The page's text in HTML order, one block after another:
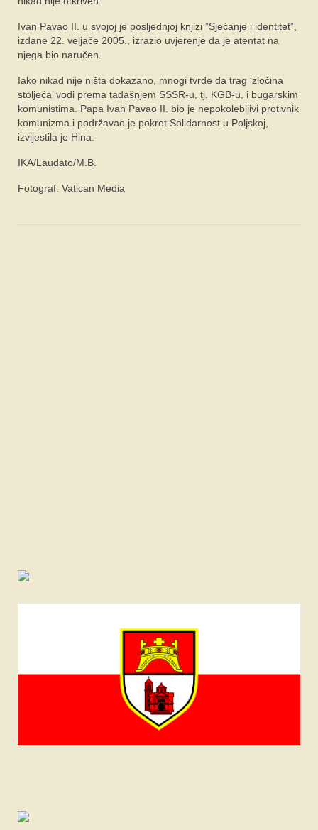
Ivan Pavao II. u svojoj je posljednjoj knjizi ”Sjećanje i identitet”,
izdane 22. veljače 2005., izrazio uvjerenje da je atentat na
njega bio naručen.
Iako nikad nije ništa dokazano, mnogi tvrde da trag ‘zločina
stoljeća’ vodi prema tadašnjem SSSR-u, tj. KGB-u, i bugarskim
komunistima. Papa Ivan Pavao II. bio je nepokolebljivi protivnik
komunizma i podržavao je pokret Solidarnost u Poljskoj,
izvijestila je Hina.
IKA/Laudato/M.B.
Fotograf: Vatican Media